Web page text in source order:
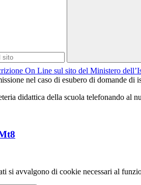
On Line sul sito del Ministero
nel caso di esubero di domande di
didattica della scuola telefonando
si avvalgono di cookie necessari al